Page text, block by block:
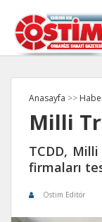
Anasayfa >>
Milli
TCDD,
firmaları
Ostim Editör